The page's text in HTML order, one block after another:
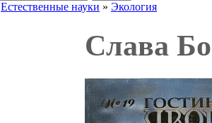
Естественные науки » Экология
Слава